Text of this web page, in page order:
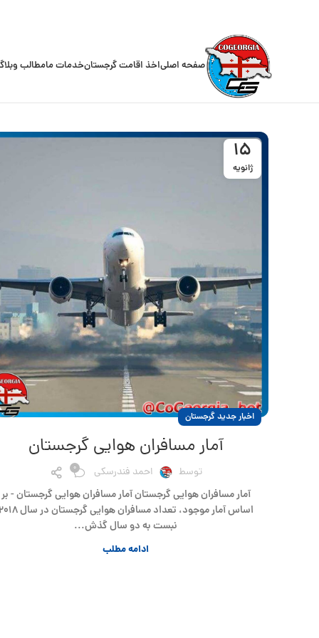
صفحه اصلیاخذ اقامت گرجستانخدمات مامطالب
15
ژانویه
اخبار جدید گرجستان
آمار مسافران هوایی گرجستان
توسط احمد فندرسکی 0
آمار مسافران هوایی گرجستان آمار مسافران هوایی گرجستان - بر
اساس آمار موجود، تعداد مسافران هوایی
نبست به دو سال گذش...
ادامه مطلب